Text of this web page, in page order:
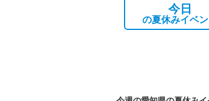
今日
の夏休みイベ